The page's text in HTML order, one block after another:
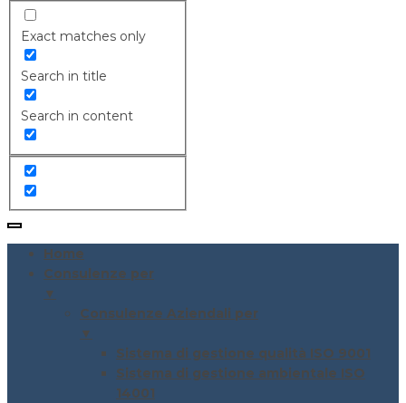
Exact matches only
Search in title
Search in content
Home
Consulenze per
▼
Consulenze Aziendali per
▼
Sistema di gestione qualità ISO 9001
Sistema di gestione ambientale ISO
14001